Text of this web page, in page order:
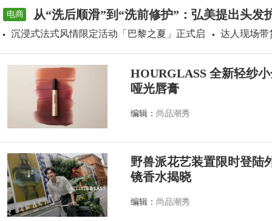
电商 从“洗后顺滑”到“洗前修护”：弘美提出头发
沉浸式法式风情限定活动「巴黎之夏」正式启 达人现场带
HOURGLASS 全新轻纱
哑光唇膏
编辑： 尚品潮秀
野兽派花艺装置限时登
镜香水揭晓
编辑： 尚品潮秀